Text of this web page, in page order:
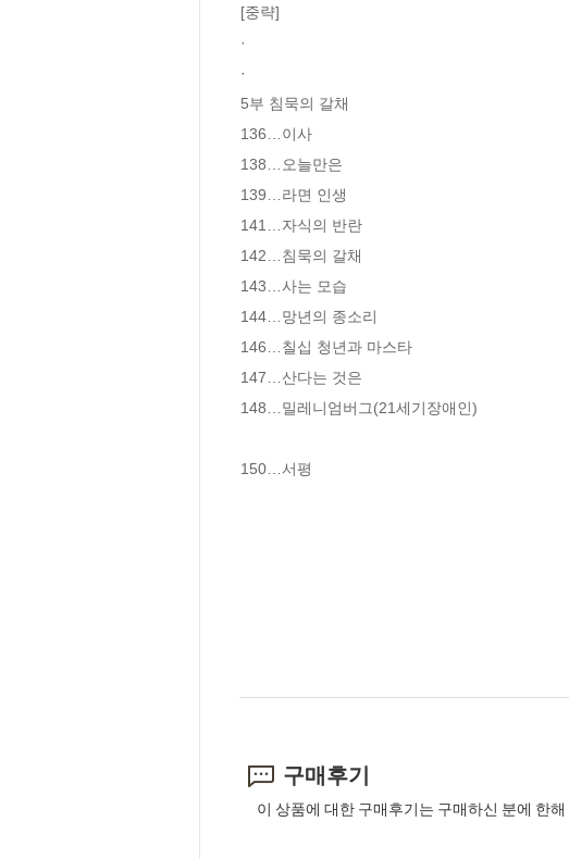
[중략]
·
·
5부 침묵의 갈채
136…이사
138…오늘만은
139…라면 인생
141…자식의 반란
142…침묵의 갈채
143…사는 모습
144…망년의 종소리
146…칠십 청년과 마스타
147…산다는 것은
148…밀레니엄버그(21세기장애인)
150…서평
구매후기
이 상품에 대한 구매후기는 구매하신 분에 한해